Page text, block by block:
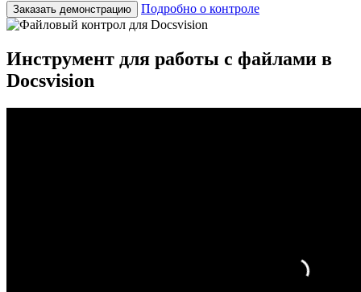
Заказать демонстрацию Подробно о контроле
Инструмент для работы с файлами в
Docsvision